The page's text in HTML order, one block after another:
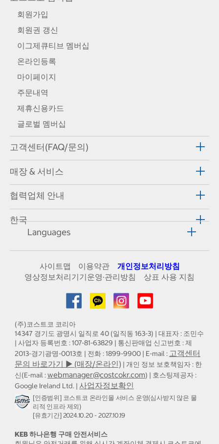
회원가입
회원권 갱신
이그제큐티브 멤버십
온라인등록
마이페이지
주문내역
제휴신용카드
글로벌 멤버십
고객센터(FAQ/문의)
매장 & 서비스
협력업체 안내
한국
Languages
사이트맵 이용약관
개인정보처리방침
영상정보처리기기운영·관리방침
상표 사용 지침
(주)코스트코 코리아
14347 경기도 광명시 일직로 40 (일직동 163-3) | 대표자 : 조민수
| 사업자 등록번호 : 107-81-63829 | 통신판매업 신고번호 : 제
2013-경기광명-0013호 | 전화 : 1899-9900 | E-mail : 고객센터
문의 바로가기 ▶ (매장/온라인) | 개인 정보 보호책임자 : 한
신(E-mail :webmanager@costcokr.com) | 호스팅제공자 :
Google Ireland Ltd. | 사업자정보확인
[인증범위] 코스트코 온라인몰 서비스 운영(심사받지 않은 물
리적 인프라 제외)
[유효기간] 2024.10.20 - 2027.10.19
KEB 하나은행 구매 안전서비스